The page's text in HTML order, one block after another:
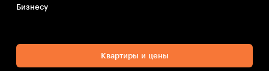
Бизнесу
Квартиры и цены